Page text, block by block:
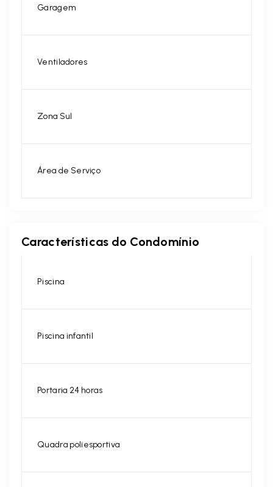
Garagem
Ventiladores
Zona Sul
Área de Serviço
Características do Condomínio
Piscina
Piscina infantil
Portaria 24 horas
Quadra poliesportiva